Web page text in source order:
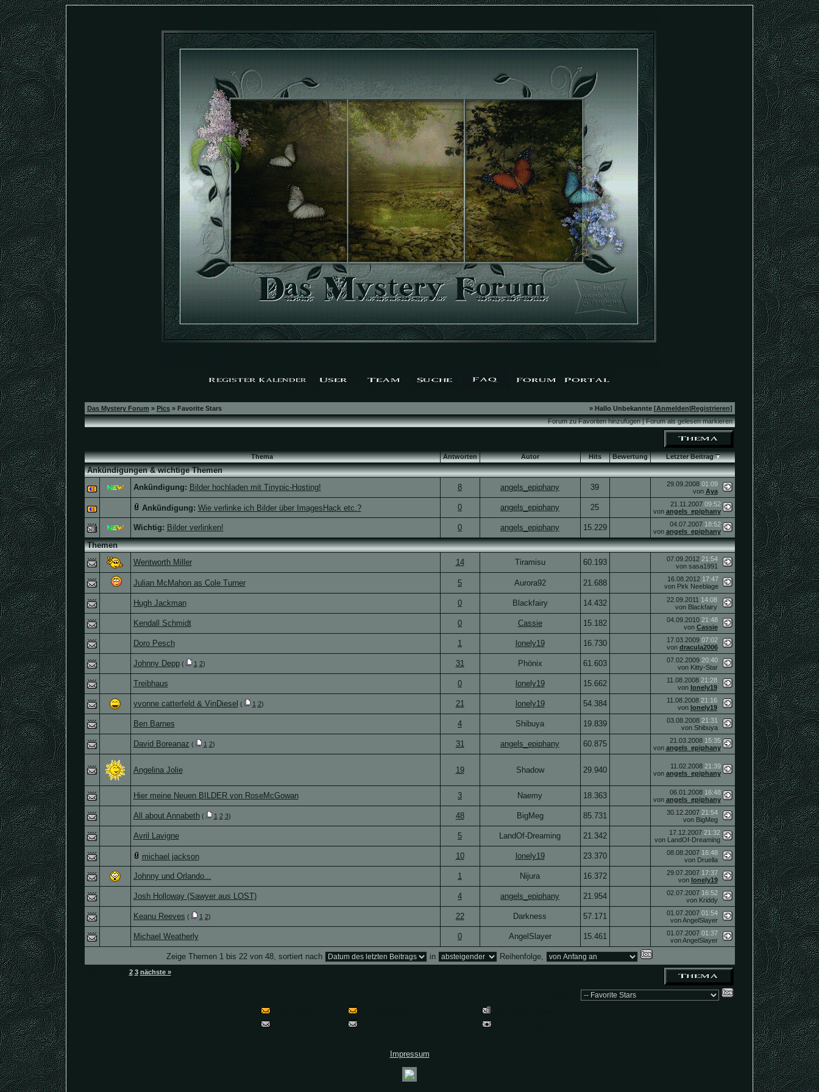
Das Mystery Forum » Pics» Favorite Stars » Hallo Unbekannte [Anmelden|Registrieren]
Forum zu Favoriten hinzufügen|Forum als gelesen markieren
Thema Antworten Autor Hits Bewertung Letzter Beitrag
Ankündigungen & wichtige Themen
Ankündigung: Bilder hochladen mit Tinypic-Hosting! 8 angels_epiphany 39 29.09.2008 01:09
von Aya
Ankündigung: Wie verlinke ich Bilder über ImagesHack etc.? 0 angels_epiphany 25 21.11.2007 09:52
von angels_epiphany
Wichtig: Bilder verlinken! 0 angels_epiphany 15.229 04.07.2007 18:52
von angels_epiphany
Themen
Wentworth Miller
14 Tiramisu 60.193 07.09.2012 21:54
von sasa1991
Julian McMahon as Cole Turner 5 Aurora92 21.688 16.08.2012 17:47
von Pirk Neeblage
Hugh Jackman 0 Blackfairy 14.432 22.09.2011 14:08
von Blackfairy
Kendall Schmidt 0 Cassie 15.182 04.09.2010 21:48
von Cassie
Doro Pesch 1 lonely19 16.730 17.03.2009 07:02
von dracula2006
Johnny Depp( 1 2) 31 Phönix 61.603 07.02.2009 20:40
von Kitty-Star
Treibhaus 0 lonely19 15.662 11.08.2008 21:28
von lonely19
yvonne catterfeld & VinDiesel ( 1 2) 21 lonely19 54.384 11.08.2008 21:16
von lonely19
Ben Barnes 4 Shibuya 19.839 03.08.2008 21:31
von Shibuya
David Boreanaz ( 1 2) 31 angels_epiphany 60.875 21.03.2008 15:35
von angels_epiphany
Angelina Jolie 19 Shadow 29.940 11.02.2008 21:39
von angels_epiphany
Hier meine Neuen BILDER von RoseMcGowan 3 Naemy 18.363 06.01.2008 16:48
von angels_epiphany
All about Annabeth( 1 2 3) 48 BigMeg 85.731 30.12.2007 21:54
von BigMeg
Avril Lavigne 5 LandOf-Dreaming 21.342 17.12.2007 21:32
von LandOf-Dreaming
michael jackson 10 lonely19 23.370 08.08.2007 16:48
von Druella
Johnny und Orlando... 1 Nijura 16.372 29.07.2007 17:37
von lonely19
Josh Holloway (Sawyer aus LOST) 4 angels_epiphany 21.954 02.07.2007 16:52
von Kriddy
Keanu Reeves ( 1 2) 22 Darkness 57.171 01.07.2007 01:54
von AngelSlayer
Michael Weatherly 0 AngelSlayer 15.461 01.07.2007 01:37
von AngelSlayer
Zeige Themen 1 bis 22 von 48, sortiert nach in Reihenfolge,
2 3 nächste »
Impressum